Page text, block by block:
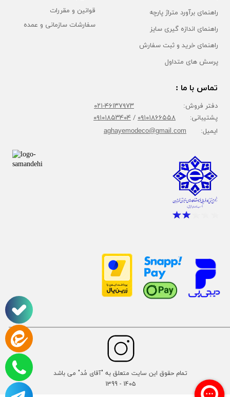
راهنمای برآورد متراژ پارچه
راهنمای اندازه گیری سایز
راهنمای خرید و ثبت سفارش
پرسش های متداول
قوانین و مقررات
سفارشات سازمانی و عمده
تمام حقوق این سایت متعلق به "آقای مُد" می باشد
14۰۵ - 1399
تماس با ما :
دفتر فروش: ۴۶۱۳۷۹۷۳-۰۲۱
پشتیبانی: ۰۹۱۰۱۸۶۶۵۵۸/۰۹۱۰۱۸۵۳۴۰۴
ایمیل: aghayemodeco@gmail.com